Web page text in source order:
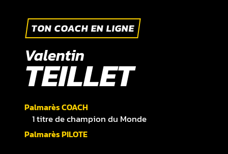
TON COACH EN LIGNE
Valentin
TEILLET
Palmarès COACH
1 titre de champion du Monde
Palmarès PILOTE